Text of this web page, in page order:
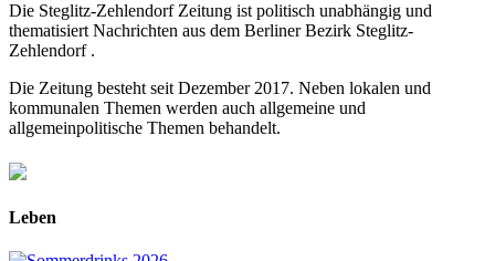
Die Steglitz-Zehlendorf Zeitung ist politisch unabhängig und
thematisiert Nachrichten aus dem Berliner Bezirk Steglitz-
Zehlendorf .
Die Zeitung besteht seit Dezember 2017. Neben lokalen und
kommunalen Themen werden auch allgemeine und
allgemeinpolitische Themen behandelt.
Leben